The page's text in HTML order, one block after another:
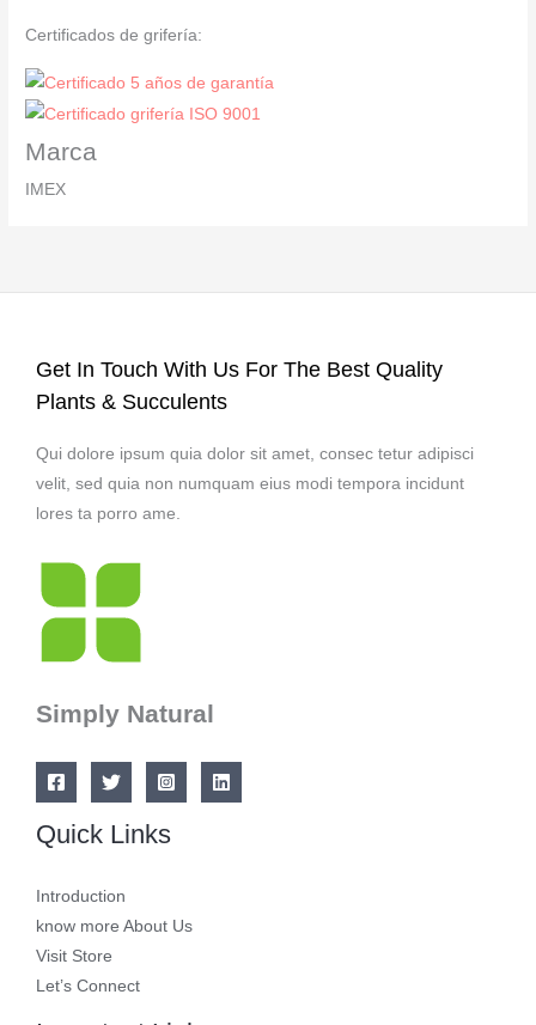
Certificados de grifería:
Marca
IMEX
Get In Touch With Us For The Best Quality
Plants & Succulents
Qui dolore ipsum quia dolor sit amet, consec tetur adipisci
velit, sed quia non numquam eius modi tempora incidunt
lores ta porro ame.
Simply Natural
Quick Links
Introduction
know more About Us
Visit Store
Let’s Connect